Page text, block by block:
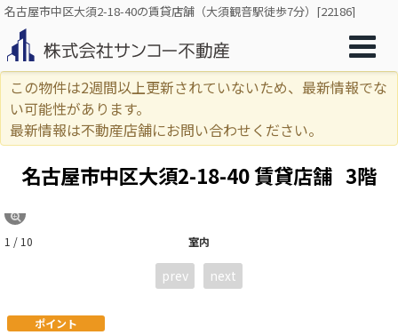
名古屋市中区大須2-18-40の賃貸店舗（大須観音駅徒歩7分）[22186]
この物件は2週間以上更新されていないため、最新情報でな
い可能性があります。
最新情報は不動産店舗にお問い合わせください。
名古屋市中区大須2-18-40 賃貸店舗 3階
室内
1 / 10
prev next
ポイント